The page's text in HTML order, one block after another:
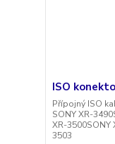
ISO
Přípojný ISO
SONY XR-
XR-3500SONY
3503